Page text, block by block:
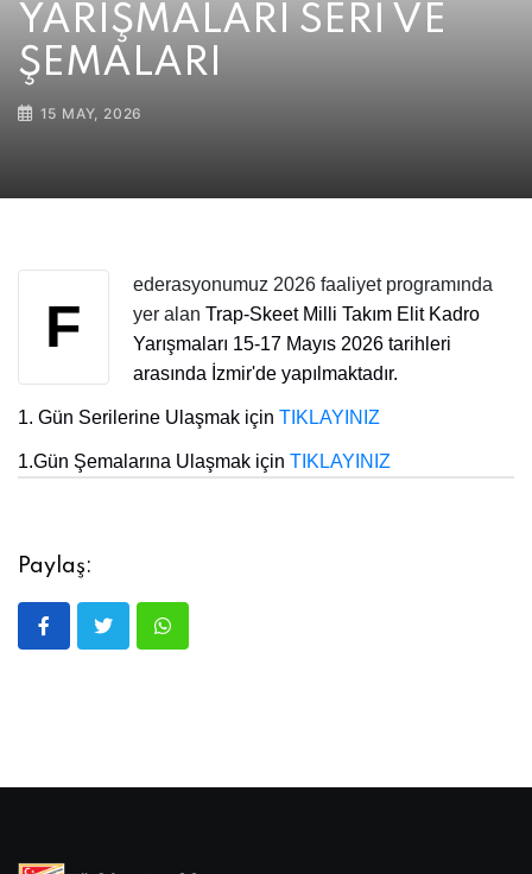
YARIŞMALARI SERİ VE
ŞEMALARI
15 MAY, 2026
F
ederasyonumuz 2026 faaliyet programında
yer alan Trap-Skeet Milli Takım Elit Kadro
Yarışmaları 15-17 Mayıs 2026 tarihleri
arasında İzmir'de yapılmaktadır.
1. Gün Serilerine Ulaşmak için TIKLAYINIZ
1.Gün Şemalarına Ulaşmak için TIKLAYINIZ
Paylaş: